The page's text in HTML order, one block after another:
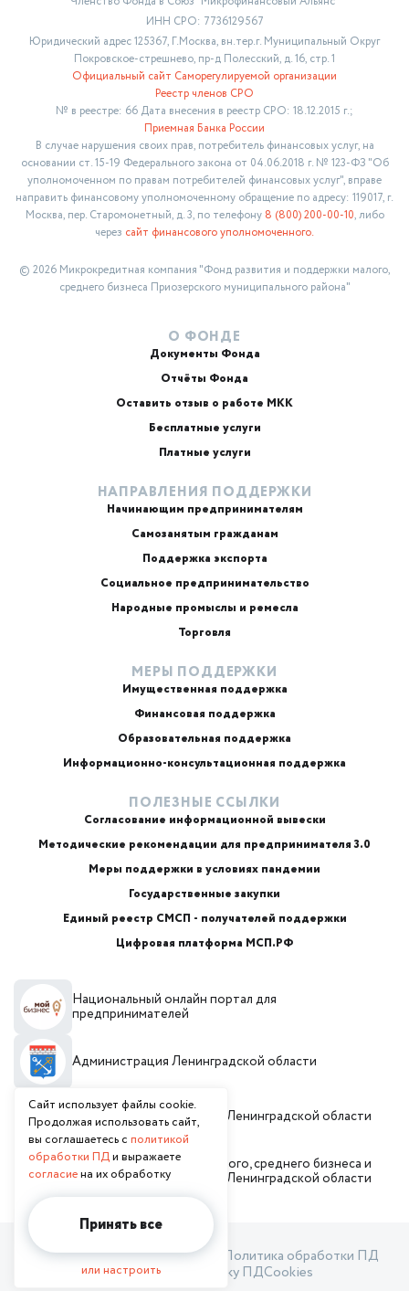
ИНН СРО: 7736129567
Юридический адрес 125367, Г.Москва, вн.тер.г. Муниципальный Округ
Покровское-стрешнево, пр-д Полесский, д. 16, стр. 1
Официальный сайт Саморегулируемой организации
Реестр членов СРО
№ в реестре: 66 Дата внесения в реестр СРО: 18.12.2015 г.;
Приемная Банка России
В случае нарушения своих прав, потребитель финансовых услуг, на
основании ст. 15-19 Федерального закона от 04.06.2018 г. № 123-ФЗ "Об
уполномоченном по правам потребителей финансовых услуг", вправе
направить финансовому уполномоченному обращение по адресу: 119017, г.
Москва, пер. Старомонетный, д. 3, по телефону 8 (800) 200-00-10, либо
через сайт финансового уполномоченного.
© 2026 Микрокредитная компания "Фонд развития и поддержки малого,
среднего бизнеса Приозерского муниципального района"
О ФОНДЕ
Документы Фонда
Отчёты Фонда
Оставить отзыв о работе МКК
Бесплатные услуги
Платные услуги
НАПРАВЛЕНИЯ ПОДДЕРЖКИ
Начинающим предпринимателям
Самозанятым гражданам
Поддержка экспорта
Социальное предпринимательство
Народные промыслы и ремесла
Торговля
МЕРЫ ПОДДЕРЖКИ
Имущественная поддержка
Финансовая поддержка
Образовательная поддержка
Информационно-консультационная поддержка
ПОЛЕЗНЫЕ ССЫЛКИ
Согласование информационной вывески
Методические рекомендации для предпринимателя 3.0
Меры поддержки в условиях пандемии
Государственные закупки
Единый реестр СМСП - получателей поддержки
Цифровая платформа МСП.РФ
Национальный онлайн портал для
предпринимателей
Администрация Ленинградской области
Инвестиционный портал Ленинградской области
Комитет по развитию малого, среднего бизнеса и
потребительского рынка Ленинградской области
Пользовательское соглашение
Политика обработки ПД
Согласие на обработку ПДCookies
Сайт использует файлы cookie.
Продолжая использовать сайт,
вы соглашаетесь с политикой
обработки ПДи выражаете
согласиена их обработку
Принять все
или настроить